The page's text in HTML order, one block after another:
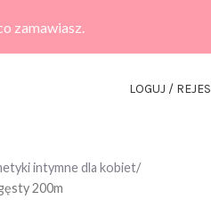
zamawiasz.
LOGUJ /
intymne dla kobiet
200m